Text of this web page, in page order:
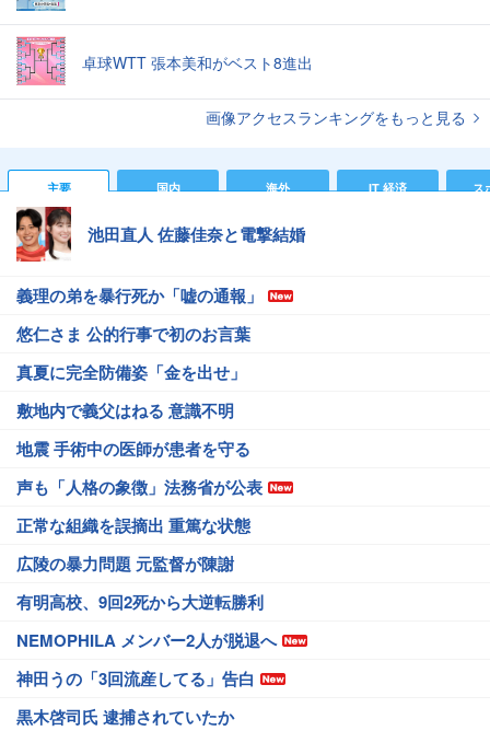
卓球WTT 張本美和がベスト8進出
画像アクセスランキングをもっと見る
主要 国内 海外 IT 経済 ス
池田直人 佐藤佳奈と電撃結婚
義理の弟を暴行死か「嘘の通報」
悠仁さま 公的行事で初のお言葉
真夏に完全防備姿「金を出せ」
敷地内で義父はねる 意識不明
地震 手術中の医師が患者を守る
声も「人格の象徴」法務省が公表
正常な組織を誤摘出 重篤な状態
広陵の暴力問題 元監督が陳謝
有明高校、9回2死から大逆転勝利
NEMOPHILA メンバー2人が脱退へ
神田うの「3回流産してる」告白
黒木啓司氏 逮捕されていたか